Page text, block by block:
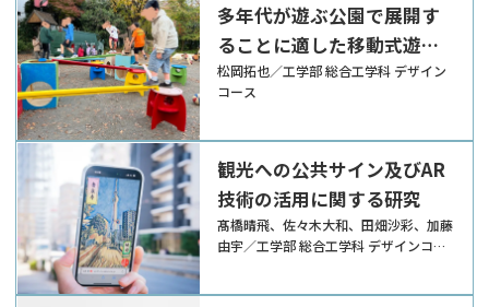
多年代が遊ぶ公園で展開す
ることに適した移動式遊具
の提案
松岡拓也／工学部 総合工学科 デザイン
コース
観光への公共サイン及びAR
技術の活用に関する研究
髙橋晴飛、佐々木大和、田畑沙彩、加藤
由宇／工学部 総合工学科 デザインコー